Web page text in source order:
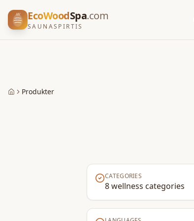
EcoWoodSpa.com
SAUNASPIRTIS
HomeProdukter
CATEGORIES
8 wellness categories